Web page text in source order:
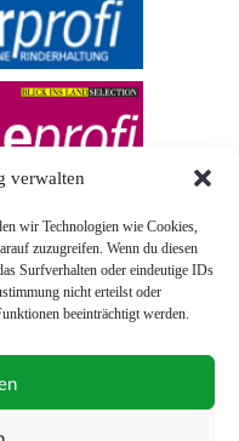
verwalten
wir Technologien wie Cookies,
zuzugreifen. Wenn du diesen
Surfverhalten oder eindeutige IDs
nicht erteilst oder
beeinträchtigt werden.
90 0